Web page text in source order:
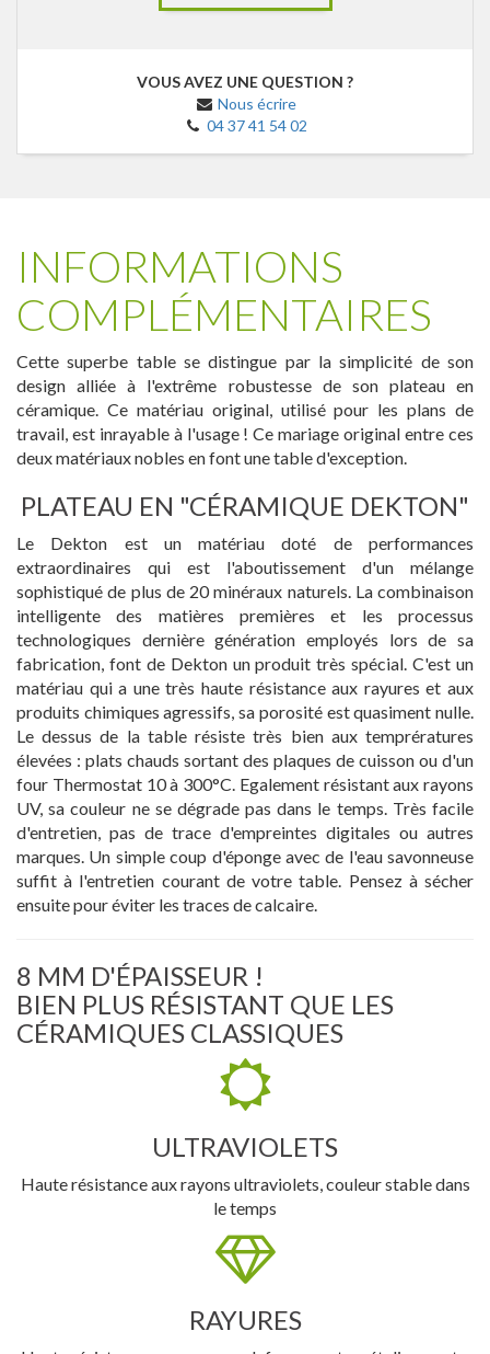
VOUS AVEZ UNE QUESTION ?
Nous écrire
04 37 41 54 02
INFORMATIONS
COMPLÉMENTAIRES
Cette superbe table se distingue par la simplicité de son
design alliée à l'extrême robustesse de son plateau en
céramique. Ce matériau original, utilisé pour les plans de
travail, est inrayable à l'usage ! Ce mariage original entre ces
deux matériaux nobles en font une table d'exception.
PLATEAU EN "CÉRAMIQUE DEKTON"
Le Dekton est un matériau doté de performances
extraordinaires qui est l'aboutissement d'un mélange
sophistiqué de plus de 20 minéraux naturels. La combinaison
intelligente des matières premières et les processus
technologiques dernière génération employés lors de sa
fabrication, font de Dekton un produit très spécial. C'est un
matériau qui a une très haute résistance aux rayures et aux
produits chimiques agressifs, sa porosité est quasiment nulle.
Le dessus de la table résiste très bien aux temprératures
élevées : plats chauds sortant des plaques de cuisson ou d'un
four Thermostat 10 à 300°C. Egalement résistant aux rayons
UV, sa couleur ne se dégrade pas dans le temps. Très facile
d'entretien, pas de trace d'empreintes digitales ou autres
marques. Un simple coup d'éponge avec de l'eau savonneuse
suffit à l'entretien courant de votre table. Pensez à sécher
ensuite pour éviter les traces de calcaire.
8 MM D'ÉPAISSEUR !
BIEN PLUS RÉSISTANT QUE LES
CÉRAMIQUES CLASSIQUES
ULTRAVIOLETS
Haute résistance aux rayons ultraviolets, couleur stable dans
le temps
RAYURES